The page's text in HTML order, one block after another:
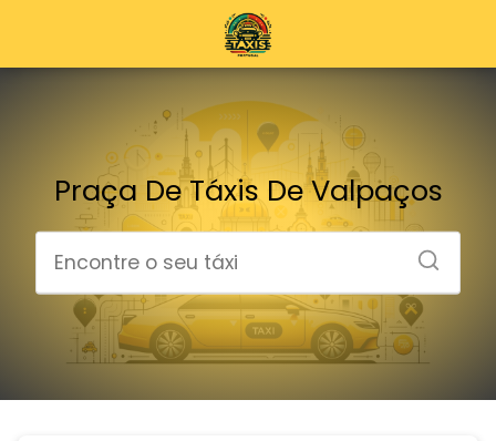
Praça De Táxis De Valpaços